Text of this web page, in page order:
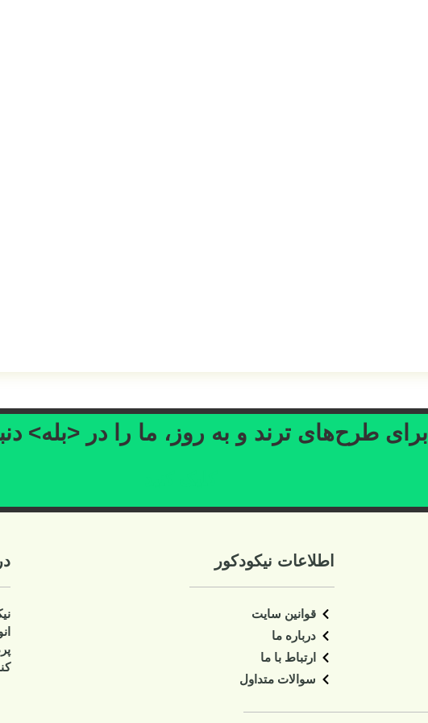
برای طرح‌های ترند و به روز، ما را در <بله>
اطلاعات نیکودکور
قوانین سایت
درباره ما
ارتباط با ما
سوالات متداول